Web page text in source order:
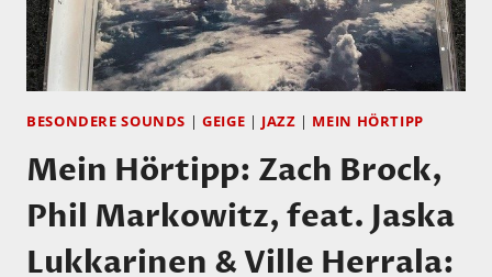
BESONDERE SOUNDS GEIGE JAZZ MEIN HÖRTIPP
Mein Hörtipp: Zach Brock,
Phil Markowitz, feat. Jaska
Lukkarinen & Ville Herrala: